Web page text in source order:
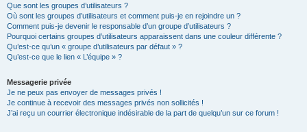
Que sont les groupes d’utilisateurs ?
Où sont les groupes d’utilisateurs et comment puis-je en rejoindre un ?
Comment puis-je devenir le responsable d’un groupe d’utilisateurs ?
Pourquoi certains groupes d’utilisateurs apparaissent dans une couleur différente ?
Qu’est-ce qu’un « groupe d’utilisateurs par défaut » ?
Qu’est-ce que le lien « L’équipe » ?
Messagerie privée
Je ne peux pas envoyer de messages privés !
Je continue à recevoir des messages privés non sollicités !
J’ai reçu un courrier électronique indésirable de la part de quelqu’un sur ce forum !